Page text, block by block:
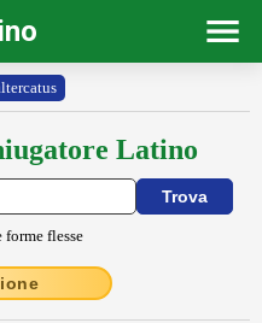
Latino
forme flesse